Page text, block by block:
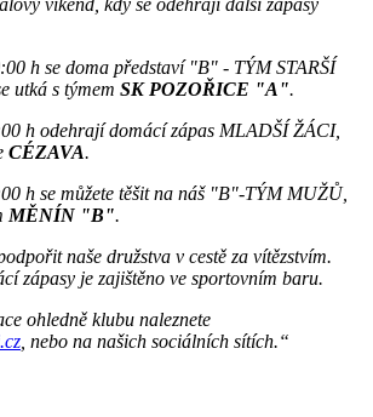
h se doma představí "B" - TÝM STARŠÍ
utká s týmem SK POZOŘICE "A".
h odehrají domácí zápas MLADŠÍ ŽÁCI,
CÉZAVA.
h se můžete těšit na náš "B"-TÝM MUŽŮ,
MĚNÍN "B".
naše družstva v cestě za vítězstvím.
zápasy je zajištěno ve sportovním baru.
ohledně klubu naleznete
, nebo na našich sociálních sítích.“